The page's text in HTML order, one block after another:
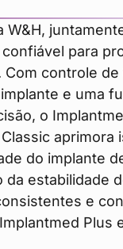
W&H,
para
controle
e uma
o
do implante
estabilidade
e
Plus